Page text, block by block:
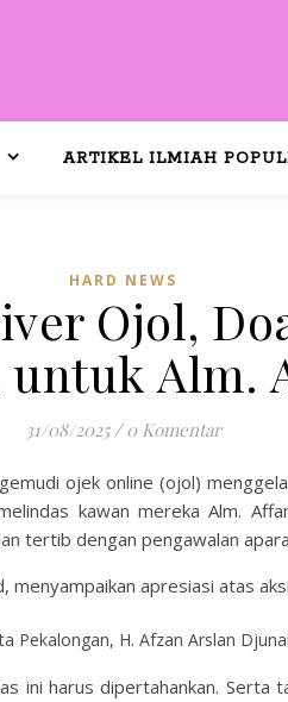
ARTIKEL ILMIAH
HARD NEWS
Ojol,
untuk Alm.
31/08/2025 / 0 Komentar
ojek online (ojol)
kawan mereka Alm.
tertib dengan pengawalan
menyampaikan apresiasi atas
Pekalongan, H. Afzan Arslan
ini harus dipertahankan. Serta